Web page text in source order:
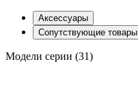
Аксессуары
Сопутствующие товары
Модели серии (31)